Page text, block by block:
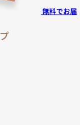
無料でお届